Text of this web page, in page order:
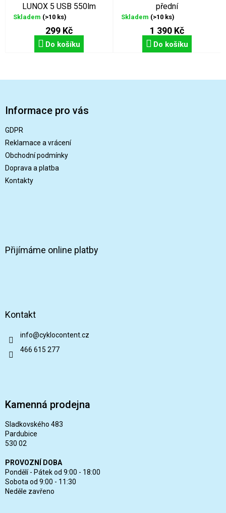
LUNOX 5 USB 550lm
Skladem (>10 ks)
299 Kč
Do košíku
přední
Skladem (>10 ks)
1 390 Kč
Do košíku
Informace pro vás
GDPR
Reklamace a vrácení
Obchodní podmínky
Doprava a platba
Kontakty
Přijímáme online platby
Kontakt
info@cyklocontent.cz
466 615 277
Kamenná prodejna
Sladkovského 483
Pardubice
530 02
PROVOZNÍ DOBA
Pondělí - Pátek od 9:00 - 18:00
Sobota od 9:00 - 11:30
Neděle zavřeno